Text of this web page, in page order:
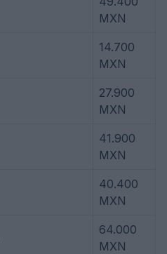
MXN
14.700
MXN
27.900
MXN
41.900
MXN
40.400
MXN
64.000
MXN